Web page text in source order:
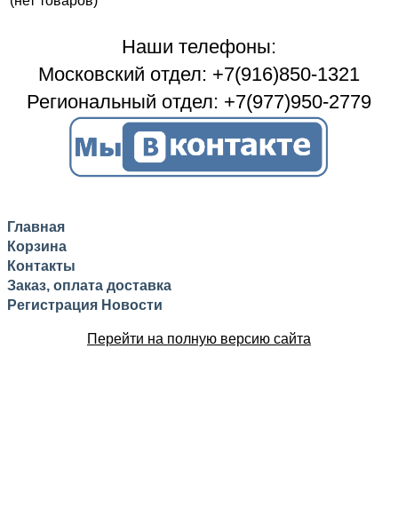
Наши телефоны:
Московский отдел: +7(916)850-1321
Региональный отдел: +7(977)950-2779
Главная
Корзина
Контакты
Заказ, оплата доставка
Регистрация Новости
Перейти на полную версию сайта